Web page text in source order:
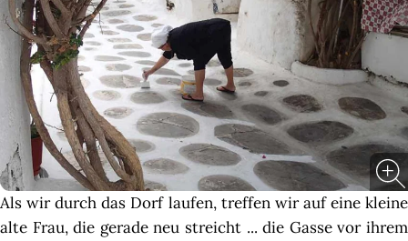
Als wir durch das Dorf laufen, treffen wir auf eine kleine
alte Frau, die gerade neu streicht ... die Gasse vor ihrem